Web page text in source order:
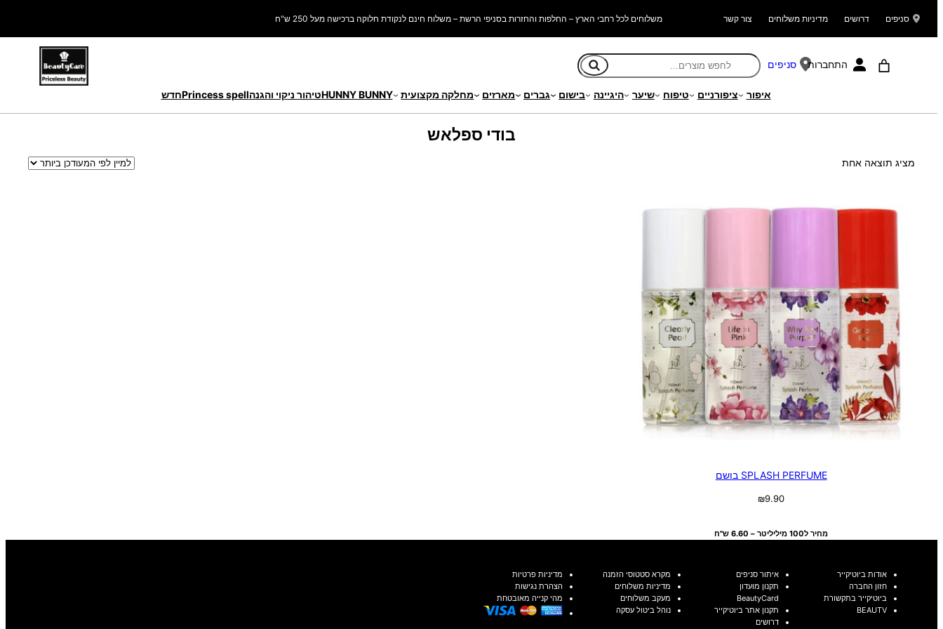
סניפים דרושים מדיניות משלוחים צור קשר משלוחים לכל רחבי הארץ – החלפות והחזרות בסניפי הרשת – משלוח חינם לנקודת חלוקה ברכישה מעל 250 ש"ח
התחברות סניפים
איפור ציפורניים טיפוח שיער היגיינה בישום גברים מארזים מחלקה מקצועית HUNNY BUNNYטיהור ניקוי והגנהPrincess spellחדש
בודי ספלאש
מציג תוצאה אחת
SPLASH PERFUME בושם
₪9.90
מחיר ל100 מיליליטר – 6.60 ש"ח
אודות ביוטיקייר
חזון החברה
ביוטיקייר בתקשורת
BEAUTV
איתור סניפים
תקנון מועדון
BeautyCard
תקנון אתר ביוטיקייר
דרושים
מקרא סטטוסי הזמנה
מדיניות משלוחים
מעקב משלוחים
נוהל ביטול עסקה
מדיניות פרטיות
הצהרת נגישות
מהי קנייה מאובטחת